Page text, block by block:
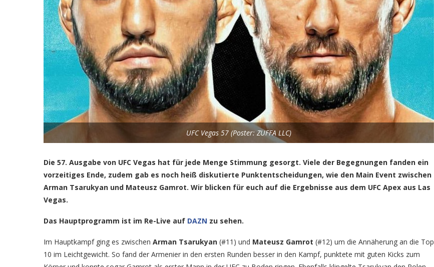
UFC Vegas 57 (Poster: ZUFFA LLC)
Die 57. Ausgabe von UFC Vegas hat für jede Menge Stimmung gesorgt. Viele der Begegnungen fanden ein
vorzeitiges Ende, zudem gab es noch heiß diskutierte Punktentscheidungen, wie den Main Event zwischen
Arman Tsarukyan und Mateusz Gamrot. Wir blicken für euch auf die Ergebnisse aus dem UFC Apex aus Las
Vegas.
Das Hauptprogramm ist im Re-Live auf DAZN zu sehen.
Im Hauptkampf ging es zwischen Arman Tsarukyan (#11) und Mateusz Gamrot (#12) um die Annäherung an die Top
10 im Leichtgewicht. So fand der Armenier in den ersten Runden besser in den Kampf, punktete mit guten Kicks zum